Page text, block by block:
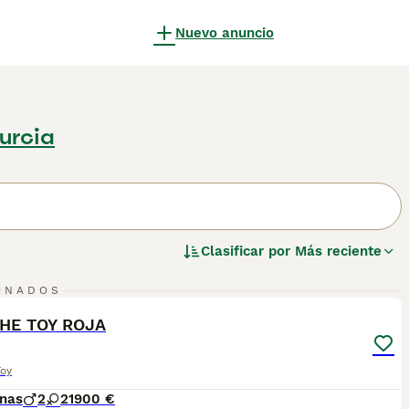
Nuevo anuncio
Clasificar por Más reciente
TOY ROJA
2 21900 €